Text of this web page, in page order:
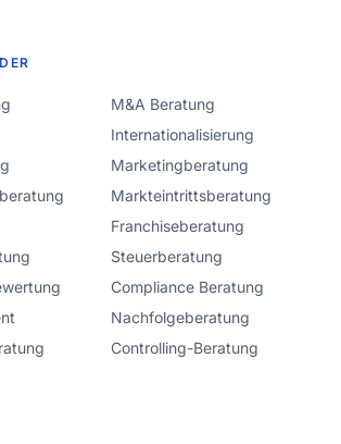
M&A Beratung
Internationalisierung
Marketingberatung
Markteintrittsberatung
Franchiseberatung
Steuerberatung
Compliance Beratung
Nachfolgeberatung
Controlling-Beratung